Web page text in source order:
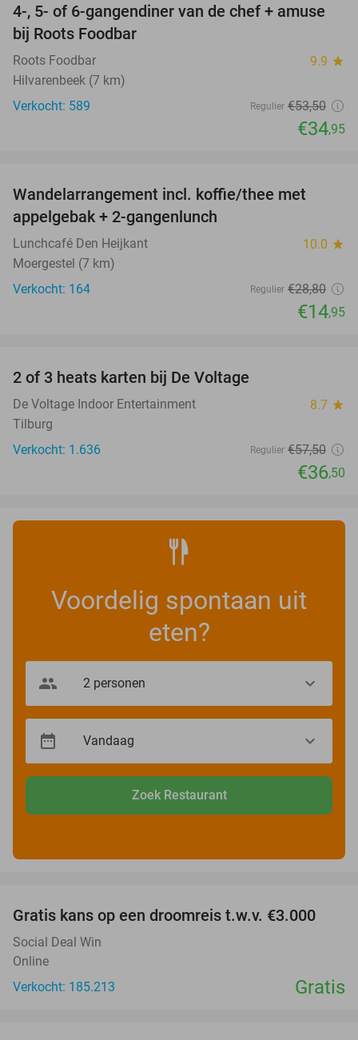
35%
4-, 5- of 6-gangendiner van de chef + amuse
bij Roots Foodbar
Roots Foodbar 9.9 star
Hilvarenbeek (7 km)
Verkocht: 589
Regulier €53,50
€34,95
Wandelarrangement incl. koffie/thee met
appelgebak + 2-gangenlunch
Lunchcafé Den Heijkant 10.0 star
Moergestel (7 km)
Verkocht: 164
Regulier €28,80
€14,95
2 of 3 heats karten bij De Voltage
De Voltage Indoor Entertainment 8.7 star
Tilburg
Verkocht: 1.636
Regulier €57,50
€36,50
Voordelig spontaan uit
eten?
Zoek Restaurant
Gratis kans op een droomreis t.w.v. €3.000
Social Deal Win
Online
Verkocht: 185.213
Gratis